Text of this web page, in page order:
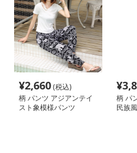
¥2,660(税込)
柄 パンツ アジアンテイ
スト象模様パンツ
¥
柄 パ
民族